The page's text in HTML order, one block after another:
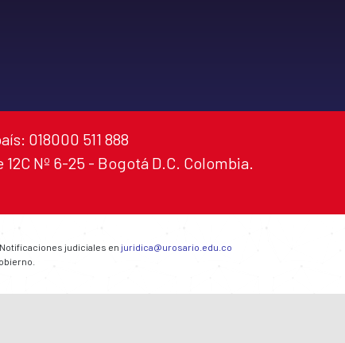
018000 511 888
Nº 6-25 - Bogotá D.C. Colombia.
judiciales en juridica@urosario.edu.co